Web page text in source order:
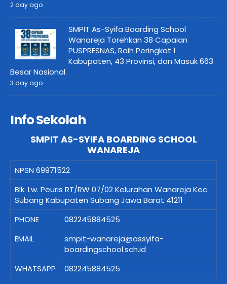
2 day ago
SMPIT As-Syifa Boarding School
Wanareja Torehkan 38 Capaian
PUSPRESNAS, Raih Peringkat 1
Kabupaten, 43 Provinsi, dan Masuk 663
Besar Nasional
3 day ago
Info Sekolah
SMPIT AS-SYIFA BOARDING SCHOOL
WANAREJA
NPSN 69971522
Blk. Lw. Peuris RT/RW 07/02 Kelurahan Wanareja Kec.
Subang Kabupaten Subang Jawa Barat 41211
PHONE
082245884525
EMAIL
smpit-wanareja@assyifa-
boardingschool.sch.id
WHATSAPP
082245884525